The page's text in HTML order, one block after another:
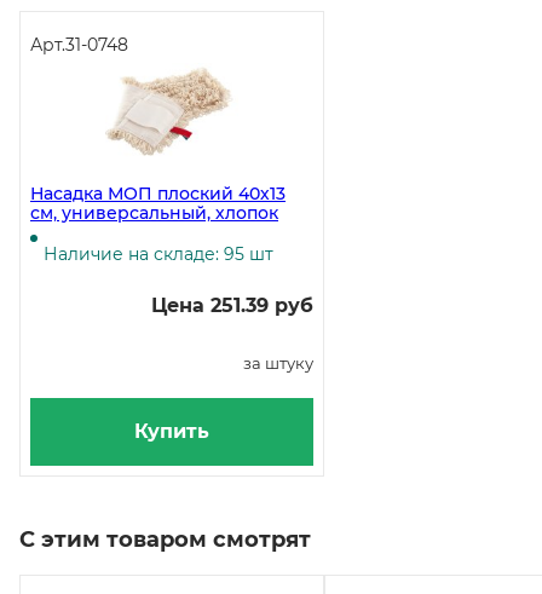
Арт.31-0748
Насадка МОП плоский 40х13
см, универсальный, хлопок
Наличие на складе: 95 шт
Цена 251.39 руб
за штуку
Купить
С этим товаром смотрят